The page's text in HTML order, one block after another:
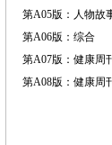
第A05版：人物故
第A06版：综合
第A07版：健康周
第A08版：健康周